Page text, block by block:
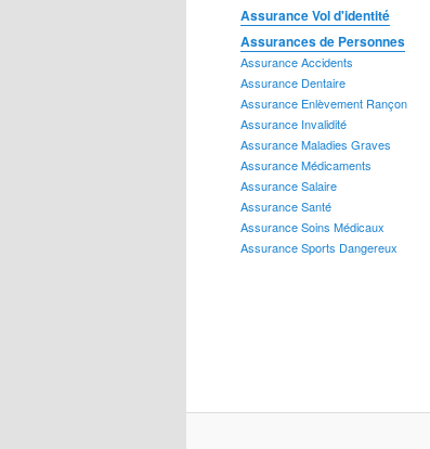
Assurance Vol d'identité
Assurances de Personnes
Assurance Accidents
Assurance Dentaire
Assurance Enlèvement Rançon
Assurance Invalidité
Assurance Maladies Graves
Assurance Médicaments
Assurance Salaire
Assurance Santé
Assurance Soins Médicaux
Assurance Sports Dangereux